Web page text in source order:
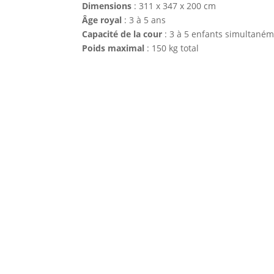
Dimensions : 311 x 347 x 200 cm
Âge royal : 3 à 5 ans
Capacité de la cour : 3 à 5 enfants
Poids maximal : 150 kg total